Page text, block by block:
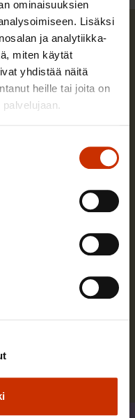
ominaisuuksien
Lisäksi
ja analytiikka-
miten käytät
yhdistää näitä
heille tai joita on